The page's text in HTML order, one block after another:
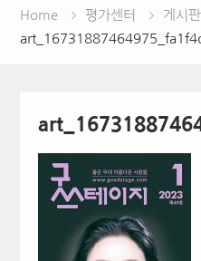
Home 평가센터
게시판